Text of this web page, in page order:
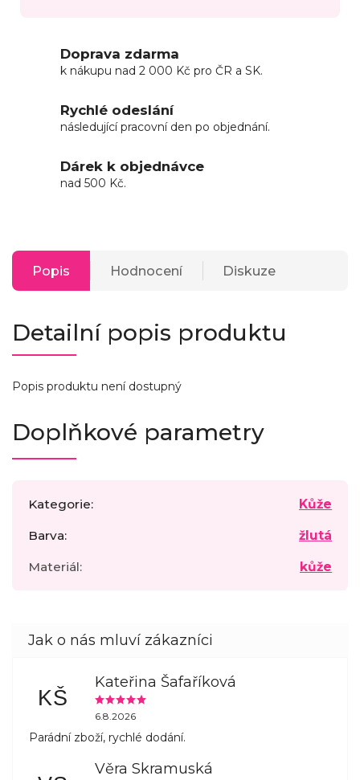
Doprava zdarma
k nákupu nad 2 000 Kč pro ČR a SK.
Rychlé odeslání
následující pracovní den po objednání.
Dárek k objednávce
nad 500 Kč.
Popis Hodnocení Diskuze
Detailní popis produktu
Popis produktu není dostupný
Doplňkové parametry
Kategorie: Kůže
Barva: žlutá
Materiál: kůže
KŠ
Kateřina Šafaříková
6.8.2026
Parádní zboží, rychlé dodání.
Věra Skramuská